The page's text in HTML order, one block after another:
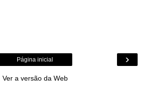
›
Página inicial
Ver a versão da Web